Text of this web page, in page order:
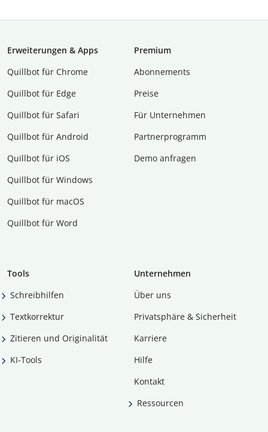
Erweiterungen & Apps
Quillbot für Chrome
Quillbot für Edge
Quillbot für Safari
Quillbot für Android
Quillbot für iOS
Quillbot für Windows
Quillbot für macOS
Quillbot für Word
Premium
Abon­ne­ments
Preise
Für Unternehmen
Partnerprogramm
Demo anfragen
Tools
Schreibhilfen
Textkorrektur
Zitieren und Originalität
KI-Tools
Unternehmen
Über uns
Privatsphäre & Sicherheit
Karriere
Hilfe
Kontakt
Ressourcen